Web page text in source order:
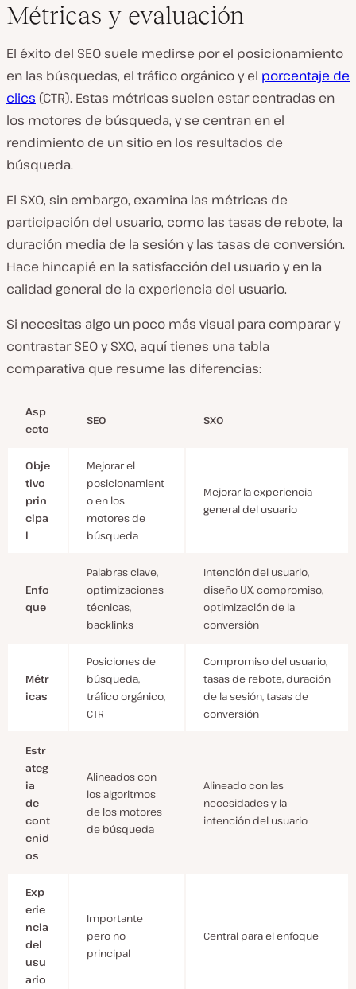
Métricas y evaluación
El éxito del SEO suele medirse por el posicionamiento
en las búsquedas, el tráfico orgánico y el porcentaje de
clics (CTR). Estas métricas suelen estar centradas en
los motores de búsqueda, y se centran en el
rendimiento de un sitio en los resultados de
búsqueda.
El SXO, sin embargo, examina las métricas de
participación del usuario, como las tasas de rebote, la
duración media de la sesión y las tasas de conversión.
Hace hincapié en la satisfacción del usuario y en la
calidad general de la experiencia del usuario.
Si necesitas algo un poco más visual para comparar y
contrastar SEO y SXO, aquí tienes una tabla
comparativa que resume las diferencias:
Asp
ecto
SEO SXO
Obje
tivo
prin
cipa
l
Mejorar el
posicionamient
o en los
motores de
búsqueda
Mejorar la experiencia
general del usuario
Enfo
que
Palabras clave,
optimizaciones
técnicas,
backlinks
Intención del usuario,
diseño UX, compromiso,
optimización de la
conversión
Métr
icas
Posiciones de
búsqueda,
tráfico orgánico,
CTR
Compromiso del usuario,
tasas de rebote, duración
de la sesión, tasas de
conversión
Estr
ateg
ia
de
cont
enid
os
Alineados con
los algoritmos
de los motores
de búsqueda
Alineado con las
necesidades y la
intención del usuario
Exp
erie
ncia
del
usu
ario
Importante
pero no
principal
Central para el enfoque